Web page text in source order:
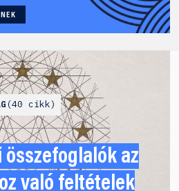
40 cikk
az
való feltételek